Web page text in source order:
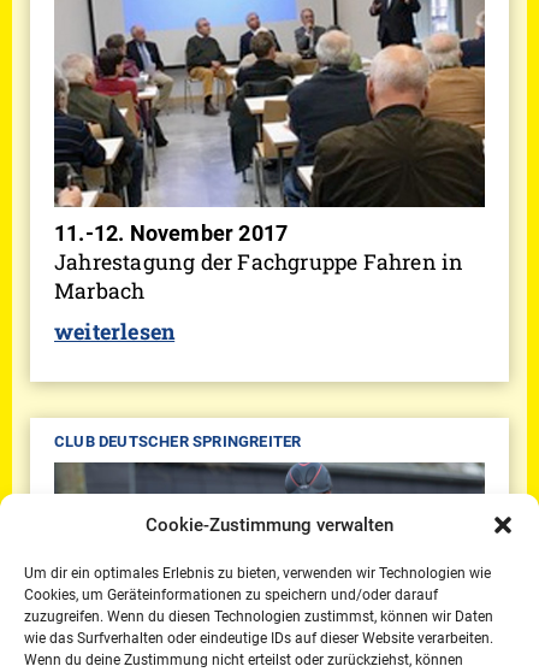
Cookie-Zustimmung verwalten
Um dir ein optimales Erlebnis zu bieten, verwenden wir Technologien wie
Cookies, um Geräteinformationen zu speichern und/oder darauf
zuzugreifen. Wenn du diesen Technologien zustimmst, können wir Daten
wie das Surfverhalten oder eindeutige IDs auf dieser Website verarbeiten.
Wenn du deine Zustimmung nicht erteilst oder zurückziehst, können
11.-12. November 2017
Jahrestagung der Fachgruppe Fahren in
Marbach
weiterlesen
CLUB DEUTSCHER SPRINGREITER